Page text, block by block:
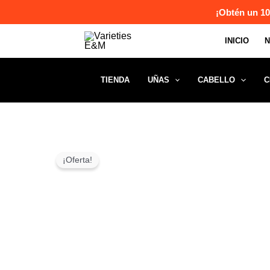
al
¡Obtén un
INICIO
TIENDA UÑAS CABELLO
¡Oferta!